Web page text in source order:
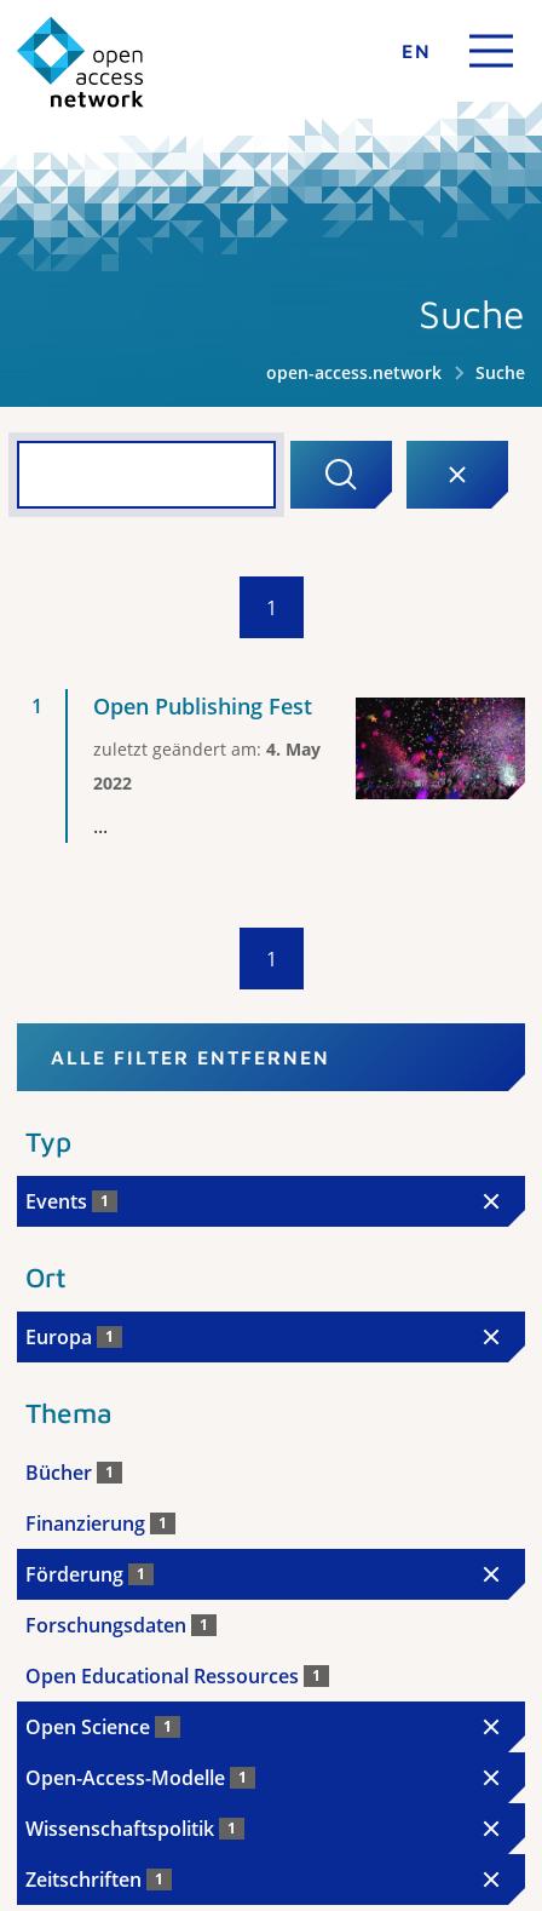
EN
Suche
open-access.network Suche
1
Open Publishing Fest
zuletzt geändert am: 4. May
2022
...
1
ALLE FILTER ENTFERNEN
Typ
Events 1
Ort
Europa 1
Thema
Bücher 1
Finanzierung 1
Förderung 1
Forschungsdaten 1
Open Educational Ressources 1
Open Science 1
Open-Access-Modelle 1
Wissenschaftspolitik 1
Zeitschriften 1